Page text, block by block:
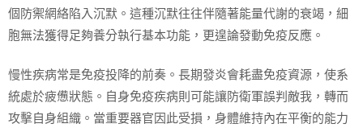
個防禦網絡陷入沉默。這種沉默往往伴隨著能量代謝的衰竭，細
胞無法獲得足夠養分執行基本功能，更遑論發動免疫反應。
慢性疾病常是免疫投降的前奏。長期發炎會耗盡免疫資源，使系
統處於疲憊狀態。自身免疫疾病則可能讓防衛軍誤判敵我，轉而
攻擊自身組織。當重要器官因此受損，身體維持內在平衡的能力